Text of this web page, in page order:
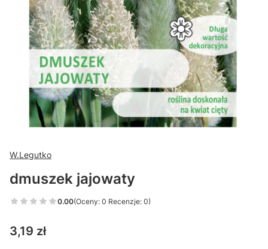
W.Legutko
dmuszek jajowaty
0.00(Oceny: 0 Recenzje: 0)
Cena
3,19 zł